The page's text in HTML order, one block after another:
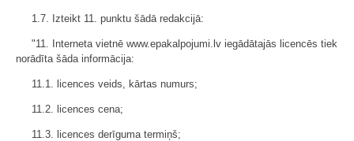
1.7. Izteikt 11. punktu šādā redakcijā:
"11. Interneta vietnē www.epakalpojumi.lv iegādātajās licencēs tiek
norādīta šāda informācija:
11.1. licences veids, kārtas numurs;
11.2. licences cena;
11.3. licences derīguma termiņš;